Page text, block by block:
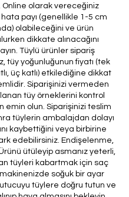
Online olarak vereceğiniz
payı (genellikle 1-5 cm
olabileceğini ve ürün
dikkate alınacağını
Tüylü ürünler sipariş
tüy yoğunluğunun fiyatı (tek
üç katlı) etkilediğine dikkat
Siparişinizi vermeden
tüy örneklerini kontrol
emin olun. Siparişinizi teslim
tüylerin ambalajdan dolayı
kaybettiğini veya birbirine
fark edebilirsiniz. Endişelenme,
ütüleyip asmanız yeterli,
tüyleri kabartmak için saç
soğuk bir ayar
tüylere doğru tutun ve